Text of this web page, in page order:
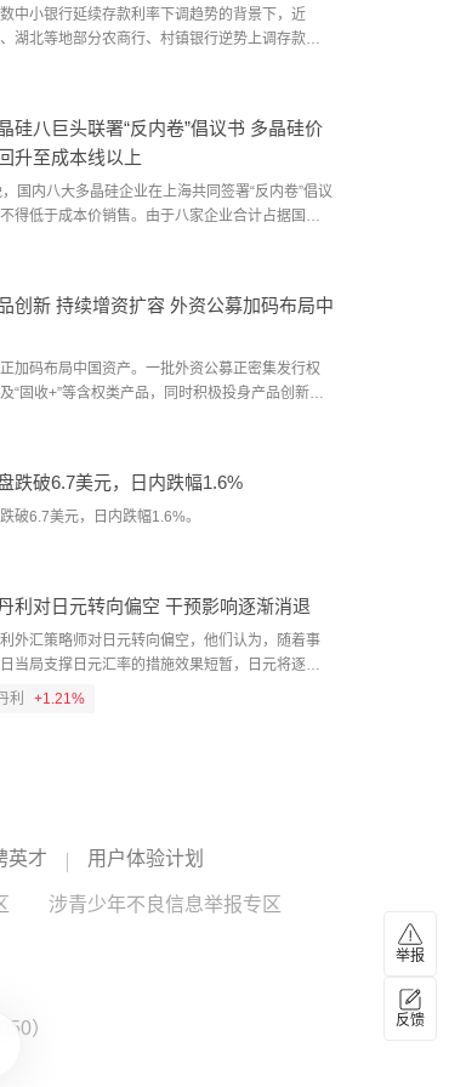
中小银行延续存款利率下调趋势的背景下，近
湖北等地部分农商行、村镇银行逆势上调存款利
基点。目前中小银行存款利率调整呈现两极分化
是主流，部分中小银行阶段性调升存款利率，以
期流失，但并不普遍。（证券日报）
硅八巨头联署“反内卷”倡议书 多晶硅价
升至成本线以上
国内八大多晶硅企业在上海共同签署“反内卷”倡议
得低于成本价销售。由于八家企业合计占据国内
位受访人士认为，在有关部门监督下，多晶硅市
是供过于求，真正的价格回暖尚需依靠真正的落
来实现。 (上证报)
创新 持续增资扩容 外资公募加码布局中
加码布局中国资产。一批外资公募正密集发行权
“固收+”等含权类产品，同时积极投身产品创新。
前景、权益资产配置价值的坚定看好，将持续深
跌破6.7美元，日内跌幅1.6%
破6.7美元，日内跌幅1.6%。
利对日元转向偏空 干预影响逐渐消退
外汇策略师对日元转向偏空，他们认为，随着事
当局支撑日元汇率的措施效果短暂，日元将逐步
局联手支撑日元仅短暂提振了日元需求，并未扭转
利 +1.21%
在犹他州里奇菲尔德一处野火现场附近作业时坠
两名乘员目前状况不明。（央视新闻）
英才 用户体验计划
涉青少年不良信息举报专区
）
举报
反馈